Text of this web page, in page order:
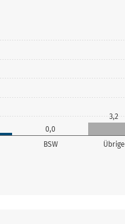
BSW Übrige
0,0
3,2